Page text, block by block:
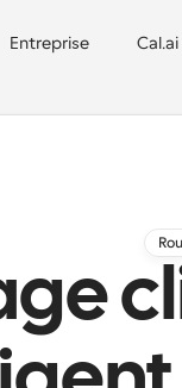
Entreprise Cal.ai